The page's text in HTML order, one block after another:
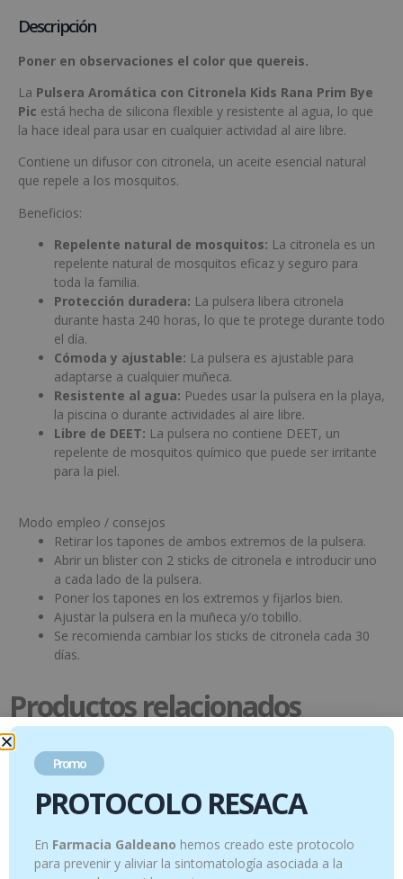
Descripción
Poner en observaciones el color que quereis.
La Pulsera Aromática con Citronela Kids Rana Prim Bye
Pic está hecha de silicona flexible y resistente al agua, lo que
la hace ideal para usar en cualquier actividad al aire libre.
Contiene un difusor con citronela, un aceite esencial natural
que repele a los mosquitos.
Beneficios:
Repelente natural de mosquitos: La citronela es un
repelente natural de mosquitos eficaz y seguro para
toda la familia.
Protección duradera: La pulsera libera citronela
durante hasta 240 horas, lo que te protege durante todo
el día.
Cómoda y ajustable: La pulsera es ajustable para
adaptarse a cualquier muñeca.
Resistente al agua: Puedes usar la pulsera en la playa,
la piscina o durante actividades al aire libre.
Libre de DEET: La pulsera no contiene DEET, un
repelente de mosquitos químico que puede ser irritante
para la piel.
Modo empleo / consejos
Retirar los tapones de ambos extremos de la pulsera.
Abrir un blister con 2 sticks de citronela e introducir uno
a cada lado de la pulsera.
Poner los tapones en los extremos y fijarlos bien.
Ajustar la pulsera en la muñeca y/o tobillo.
Se recomienda cambiar los sticks de citronela cada 30
días.
Productos relacionados
Promo
PROTOCOLO RESACA
En Farmacia Galdeano hemos creado este protocolo
para prevenir y aliviar la sintomatología asociada a la